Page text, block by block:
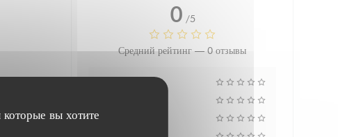
которые вы хотите
0 /5
Средний рейтинг — 0 отзывы